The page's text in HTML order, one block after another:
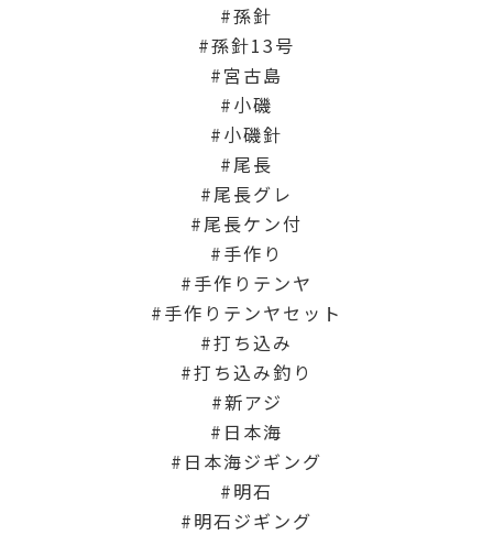
孫針
孫針13号
宮古島
小磯
小磯針
尾長
尾長グレ
尾長ケン付
手作り
手作りテンヤ
手作りテンヤセット
打ち込み
打ち込み釣り
新アジ
日本海
日本海ジギング
明石
明石ジギング